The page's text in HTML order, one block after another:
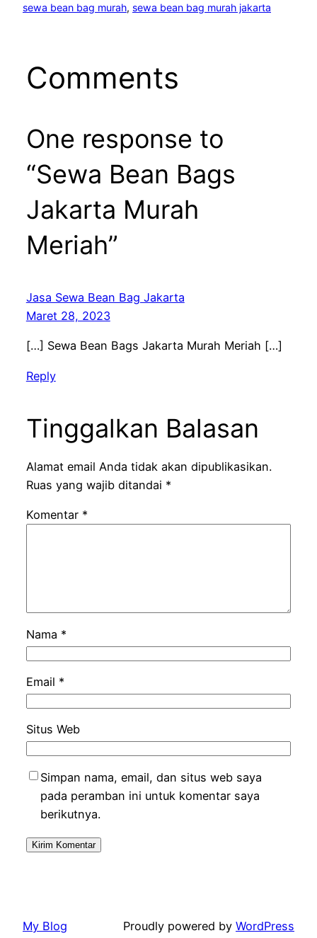
sewa bean bag murah, sewa bean bag murah jakarta
Comments
One response to
“Sewa Bean Bags
Jakarta Murah
Meriah”
Jasa Sewa Bean Bag Jakarta
Maret 28, 2023
[…] Sewa Bean Bags Jakarta Murah Meriah […]
Reply
Tinggalkan Balasan
Alamat email Anda tidak akan dipublikasikan.
Ruas yang wajib ditandai *
Komentar *
Nama *
Email *
Situs Web
Simpan nama, email, dan situs web saya
pada peramban ini untuk komentar saya
berikutnya.
My Blog Proudly powered by WordPress